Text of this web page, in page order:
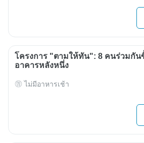
โครงการ "ตามให้ทัน": 8 คนร่วมกัน
อาคารหลังหนึ่ง
ไม่มีอาหารเช้า